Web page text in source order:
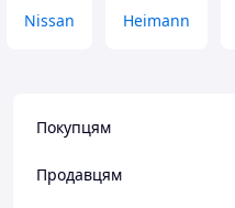
Nissan Heimann
Покупцям
Продавцям